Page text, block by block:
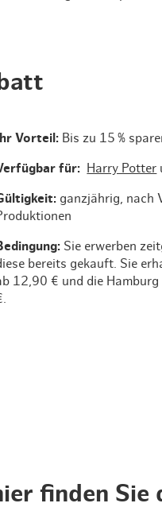
Ihr Vorteil: Bis zu 15 %
für: Harry Potter
ganzjährig, nach
Sie erwerben
bereits gekauft. Sie
12,90 € und die
finden